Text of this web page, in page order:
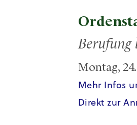
Berufung
Montag,
Mehr Infos
Direkt zur